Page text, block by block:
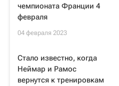
чемпионата Франции 4
февраля
04 февраля 2023
Стало известно, когда
Неймар и Рамос
вернутся к тренировкам